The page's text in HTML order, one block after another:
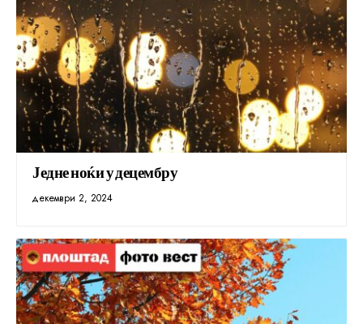
Једне ноќи у децембру
декември 2, 2024